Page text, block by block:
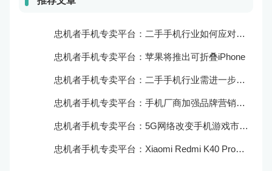
忠机者手机专卖平台：二手手机行业如何应对新消费升级的趋势
忠机者手机专卖平台：苹果将推出可折叠iPhone
忠机者手机专卖平台：二手手机行业需进一步扩大市场份额
忠机者手机专卖平台：手机厂商加强品牌营销和用户服务
忠机者手机专卖平台：5G网络改变手机游戏市场格局
忠机者手机专卖平台：Xiaomi Redmi K40 Pro发布，搭载顶级的处理器和优秀的摄像头